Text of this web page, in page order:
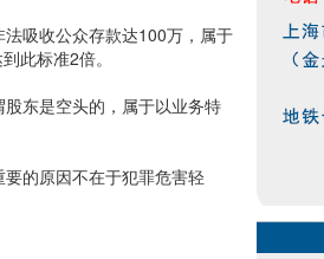
吸收公众存款达100万，属于
此标准2倍。
东是空头的，属于以业务特
的原因不在于犯罪危害轻